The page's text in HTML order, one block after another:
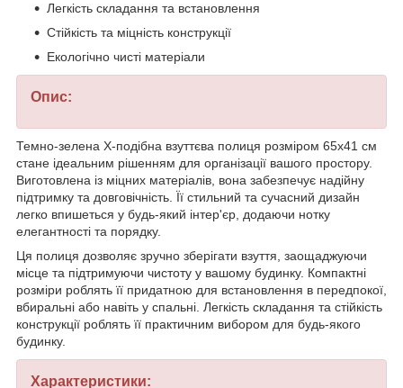
Легкість складання та встановлення
Стійкість та міцність конструкції
Екологічно чисті матеріали
Опис:
Темно-зелена Х-подібна взуттєва полиця розміром 65х41 см
стане ідеальним рішенням для організації вашого простору.
Виготовлена із міцних матеріалів, вона забезпечує надійну
підтримку та довговічність. Її стильний та сучасний дизайн
легко впишеться у будь-який інтер'єр, додаючи нотку
елегантності та порядку.
Ця полиця дозволяє зручно зберігати взуття, заощаджуючи
місце та підтримуючи чистоту у вашому будинку. Компактні
розміри роблять її придатною для встановлення в передпокої,
вбиральні або навіть у спальні. Легкість складання та стійкість
конструкції роблять її практичним вибором для будь-якого
будинку.
Характеристики: